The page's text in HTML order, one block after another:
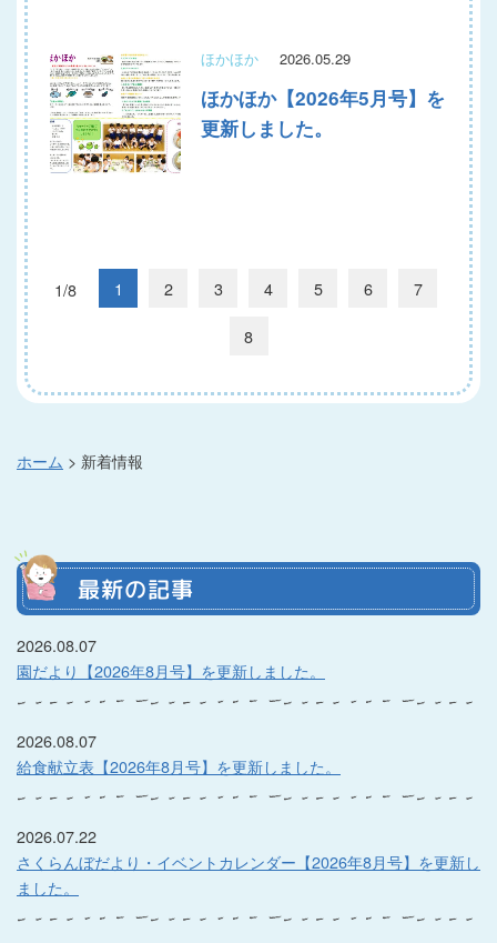
ほかほか 2026.05.29
ほかほか【2026年5月号】を
更新しました。
1/8 1 2 3 4 5 6 7
8
ホーム > 新着情報
最新の記事
2026.08.07
園だより【2026年8月号】を更新しました。
2026.08.07
給食献立表【2026年8月号】を更新しました。
2026.07.22
さくらんぼだより・イベントカレンダー【2026年8月号】を更新し
ました。